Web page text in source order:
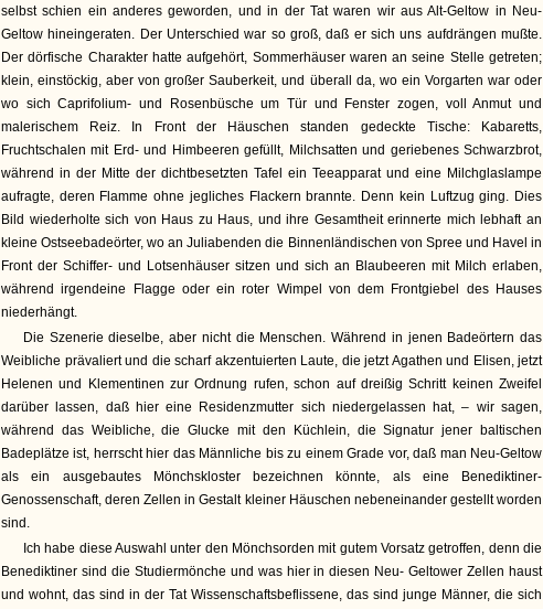
selbst schien ein anderes geworden, und in der Tat waren wir aus Alt-Geltow in Neu-
Geltow hineingeraten. Der Unterschied war so groß, daß er sich uns aufdrängen mußte.
Der dörfische Charakter hatte aufgehört, Sommerhäuser waren an seine Stelle getreten;
klein, einstöckig, aber von großer Sauberkeit, und überall da, wo ein Vorgarten war oder
wo sich Caprifolium- und Rosenbüsche um Tür und Fenster zogen, voll Anmut und
malerischem Reiz. In Front der Häuschen standen gedeckte Tische: Kabaretts,
Fruchtschalen mit Erd- und Himbeeren gefüllt, Milchsatten und geriebenes Schwarzbrot,
während in der Mitte der dichtbesetzten Tafel ein Teeapparat und eine Milchglaslampe
aufragte, deren Flamme ohne jegliches Flackern brannte. Denn kein Luftzug ging. Dies
Bild wiederholte sich von Haus zu Haus, und ihre Gesamtheit erinnerte mich lebhaft an
kleine Ostseebadeörter, wo an Juliabenden die Binnenländischen von Spree und Havel in
Front der Schiffer- und Lotsenhäuser sitzen und sich an Blaubeeren mit Milch erlaben,
während irgendeine Flagge oder ein roter Wimpel von dem Frontgiebel des Hauses
niederhängt.
Die Szenerie dieselbe, aber nicht die Menschen. Während in jenen Badeörtern das
Weibliche prävaliert und die scharf akzentuierten Laute, die jetzt Agathen und Elisen, jetzt
Helenen und Klementinen zur Ordnung rufen, schon auf dreißig Schritt keinen Zweifel
darüber lassen, daß hier eine Residenzmutter sich niedergelassen hat, – wir sagen,
während das Weibliche, die Glucke mit den Küchlein, die Signatur jener baltischen
Badeplätze ist, herrscht hier das Männliche bis zu einem Grade vor, daß man Neu-Geltow
als ein ausgebautes Mönchskloster bezeichnen könnte, als eine Benediktiner-
Genossenschaft, deren Zellen in Gestalt kleiner Häuschen nebeneinander gestellt worden
sind.
Ich habe diese Auswahl unter den Mönchsorden mit gutem Vorsatz getroffen, denn die
Benediktiner sind die Studiermönche und was hier in diesen Neu- Geltower Zellen haust
und wohnt, das sind in der Tat Wissenschaftsbeflissene, das sind junge Männer, die sich